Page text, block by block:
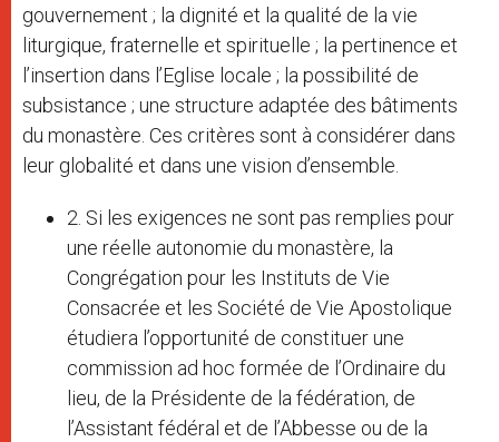
gouvernement ; la dignité et la qualité de la vie
liturgique, fraternelle et spirituelle ; la pertinence et
l’insertion dans l’Eglise locale ; la possibilité de
subsistance ; une structure adaptée des bâtiments
du monastère. Ces critères sont à considérer dans
leur globalité et dans une vision d’ensemble.
2. Si les exigences ne sont pas remplies pour
une réelle autonomie du monastère, la
Congrégation pour les Instituts de Vie
Consacrée et les Société de Vie Apostolique
étudiera l’opportunité de constituer une
commission ad hoc formée de l’Ordinaire du
lieu, de la Présidente de la fédération, de
l’Assistant fédéral et de l’Abbesse ou de la